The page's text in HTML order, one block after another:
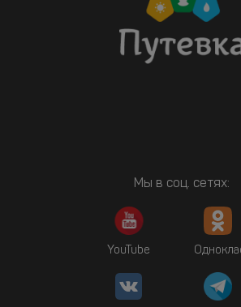
Мы в соц. сетях:
YouTube